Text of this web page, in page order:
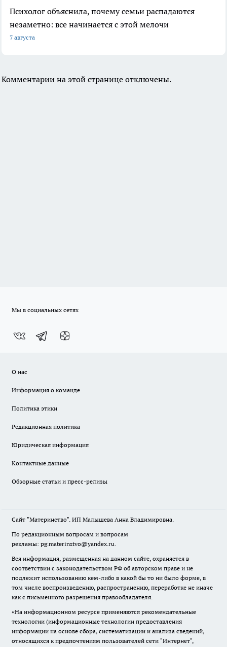
Психолог объяснила, почему семьи распадаются
незаметно: все начинается с этой мелочи
7 августа
Комментарии на этой странице отключены.
Мы в социальных сетях
О нас
Информация о команде
Политика этики
Редакционная политика
Юридическая информация
Контактные данные
Обзорные статьи и пресс-релизы
Сайт "Материнство". ИП Малышева Анна Владимировна.
По редакционным вопросам и вопросам
рекламы: pg.materinstvo@yandex.ru.
Вся информация, размещенная на данном сайте, охраняется в
соответствии с законодательством РФ об авторском праве и не
подлежит использованию кем-либо в какой бы то ни было форме, в
том числе воспроизведению, распространению, переработке не иначе
как с письменного разрешения правообладателя.
«На информационном ресурсе применяются рекомендательные
технологии (информационные технологии предоставления
информации на основе сбора, систематизации и анализа сведений,
относящихся к предпочтениям пользователей сети "Интернет",